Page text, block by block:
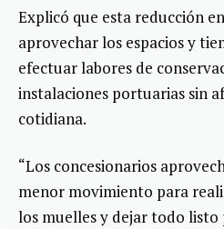
Explicó que esta reducción
aprovechar los espacios y
efectuar labores de
instalaciones portuarias sin
cotidiana.
“Los concesionarios
menor movimiento para
los muelles y dejar todo